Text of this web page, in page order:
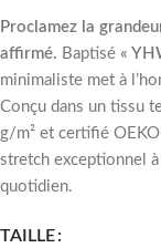
Proclamez la
affirmé. Baptisé «
minimaliste met à
Conçu dans un tissu
g/m² et certifié
stretch exceptionnel
quotidien.
TAILLE